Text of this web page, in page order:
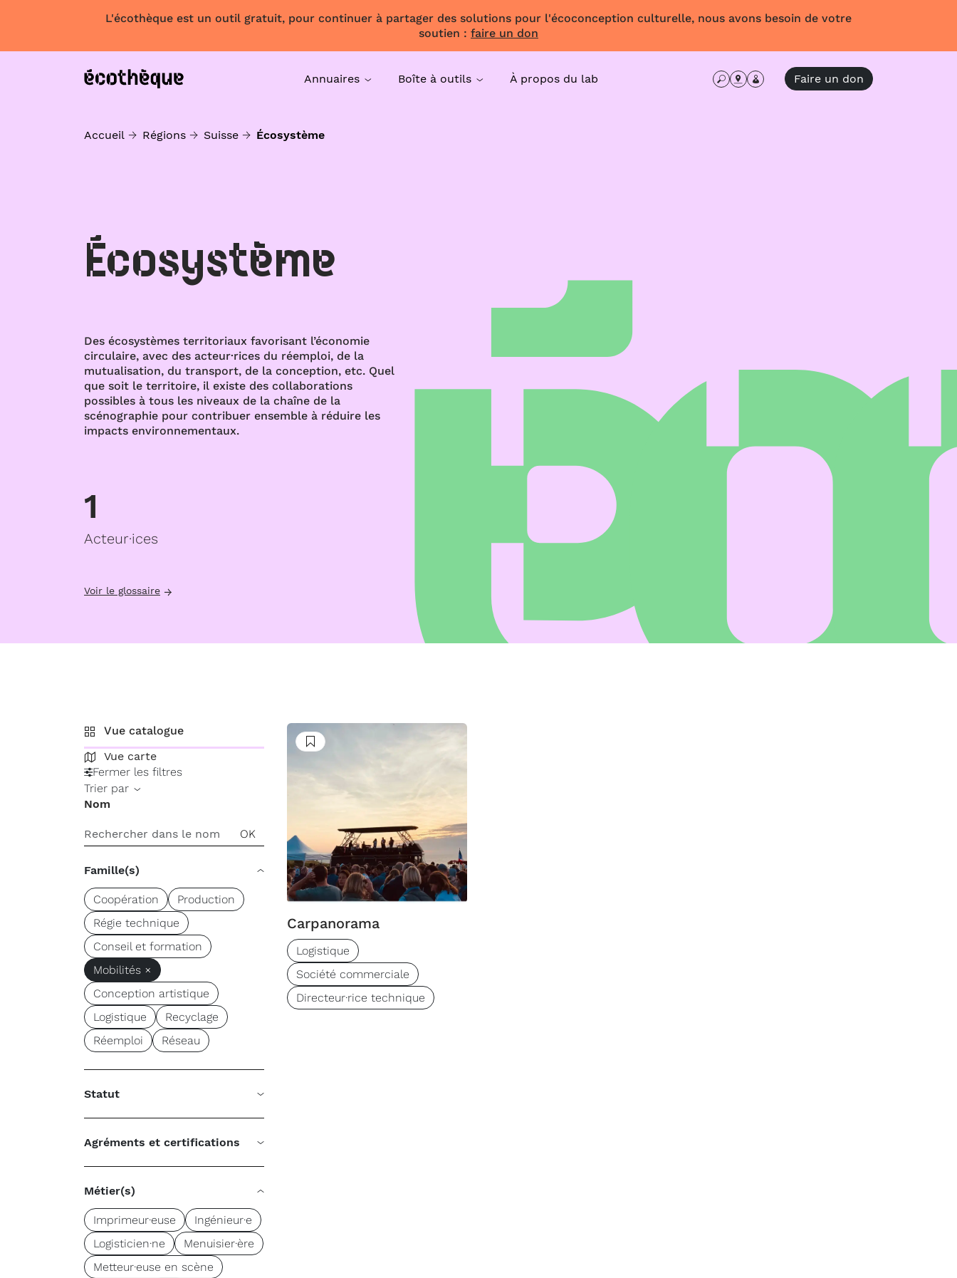
L'écothèque est un outil gratuit, pour continuer à partager des solutions pour l'écoconception culturelle, nous avons besoin de votre
soutien : faire un don
Annuaires Boîte à outils À propos du lab Faire un don
Accueil Régions Suisse Écosystème
Écosystème
Des écosystèmes territoriaux favorisant l’économie
circulaire, avec des acteur·rices du réemploi, de la
mutualisation, du transport, de la conception, etc. Quel
que soit le territoire, il existe des collaborations
possibles à tous les niveaux de la chaîne de la
scénographie pour contribuer ensemble à réduire les
impacts environnementaux.
1
Acteur·ices
Voir le glossaire
Vue catalogue
Vue carte
Fermer les filtres
Trier par
Nom
Famille(s)
Coopération
Production
Régie technique
Conseil et formation
Mobilités ×
Conception artistique
Logistique
Recyclage
Réemploi
Réseau
Statut
Agréments et certifications
Métier(s)
Imprimeur·euse
Ingénieur·e
Logisticien·ne
Menuisier·ère
Metteur·euse en scène
Suivre
Carpanorama
Logistique
Société commerciale
Directeur·rice technique